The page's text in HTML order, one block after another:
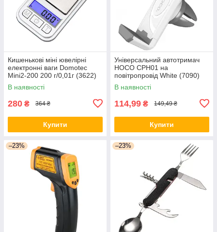
Кишенькові міні ювелірні
електронні ваги Domotec
Mini2-200 200 г/0,01г (3622)
В наявності
280 ₴ 364 ₴
Купити
Універсальний автотримач
HOCO CPH01 на
повітропровід White (7090)
В наявності
114,99 ₴ 149,49 ₴
Купити
–23% –23%